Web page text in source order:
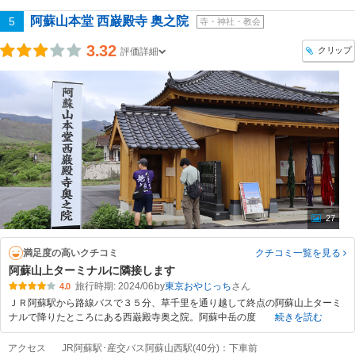
5 阿蘇山本堂 西巌殿寺 奥之院 寺・神社・教会
3.32 評価詳細 クリップ
27
満足度の高いクチコミ クチコミ一覧を見る
阿蘇山上ターミナルに隣接します
4.0 旅行時期: 2024/06 by東京おやじっち
ＪＲ阿蘇駅から路線バスで３５分、草千里を通り越して終点の阿蘇山上ターミ
ナルで降りたところにある西巌殿寺奥之院。阿蘇中岳の度
続きを読む
アクセス JR阿蘇駅･産交バス阿蘇山西駅(40分)：下車前